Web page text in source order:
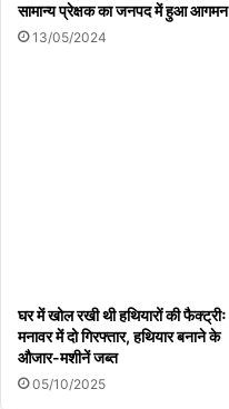
सामान्य प्रेक्षक का जनपद में हुआ आगमन
13/05/2024
घर में खोल रखी थी हथियारों की फैक्ट्रीः
मनावर में दो गिरफ्तार, हथियार बनाने के
औजार-मशीनें जब्त
05/10/2025